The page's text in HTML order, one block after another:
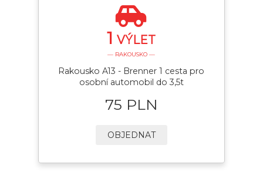
1VÝLET
— RAKOUSKO —
Rakousko A13 - Brenner 1 cesta pro
osobní automobil do 3,5t
75 PLN
OBJEDNAT